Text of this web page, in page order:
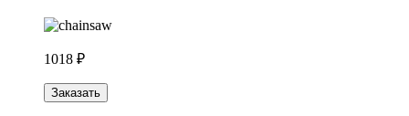
1018 ₽
Заказать